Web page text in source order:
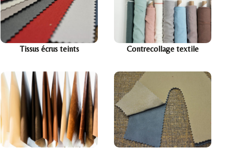
Tissus écrus teints Contrecollage textile